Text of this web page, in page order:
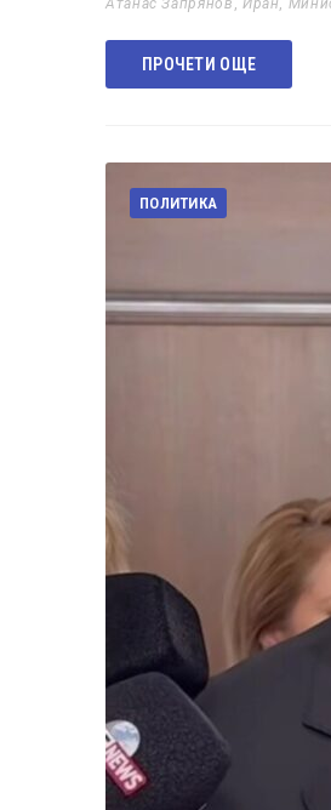
Атанас Запрянов , Иран,
ПРОЧЕТИ ОЩЕ
ПОЛИТИКА